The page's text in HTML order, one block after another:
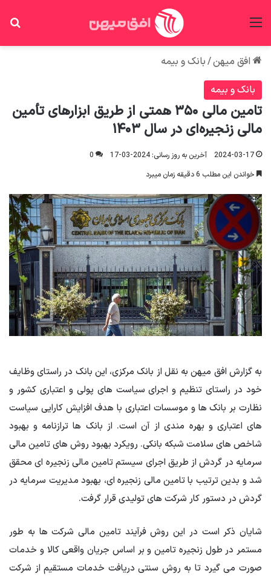
افق میهن/بانک و بیمه
بانک و بیمه
تامین مالی ۳۵۰ همتی از طریق ابزارهای تأمین
مالی زنجیره‌­ای در سال ۱۴۰۳
2024-03-17 آخرین به روز رسانی: 2024-03-17
0
خواندن این مطلب 6 دقیقه زمان میبرد
به گزارش افق میهن به نقل از بانک مرکزی، این بانک در راستای وظایف
خود در راستای تنظیم و اجرای سیاست های پولی و اعتباری کشور و
نظارت بر بانک ها و موسسات اعتباری با هدف افزایش کارایی سیاست
های اعتباری و بهره مندی از آن است. از بانک ها ترازنامه و بهبود
شاخص های سلامت شبکه بانکی. رویکرد بهبود روش های تامین مالی
سرمایه در گردش از طریق اجرای سیستم تامین مالی زنجیره ای محقق
شد و بدین ترتیب با تامین مالی زنجیره ای، بهبود مدیریت سرمایه در
گردش در دستور کار شرکت های تولیدی قرار گرفت.
شایان ذکر است در این روش فرآیند تامین مالی شرکت ها به طور
مستمر در طول زنجیره تامین و بر اساس جریان واقعی کالا و خدمات
صورت می گیرد تا به روش سنتی دریافت خدمات مستقیم از شرکت